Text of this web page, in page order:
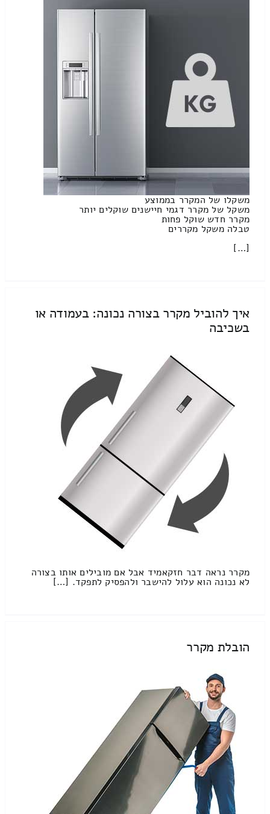
משקלו של המקרר בממוצע
משקל של מקרר דגמי חיישנים שוקלים יותר
מקרר חדש שוקל פחות
טבלה משקל מקררים
[…]
איך להוביל מקרר בצורה נכונה: בעמודה או
בשכיבה
מקרר נראה דבר חזקאמיד אבל אם מובילים אותו בצורה
לא נכונה הוא עלול להישבר ולהפסיק לתפקד. […]
הובלת מקרר